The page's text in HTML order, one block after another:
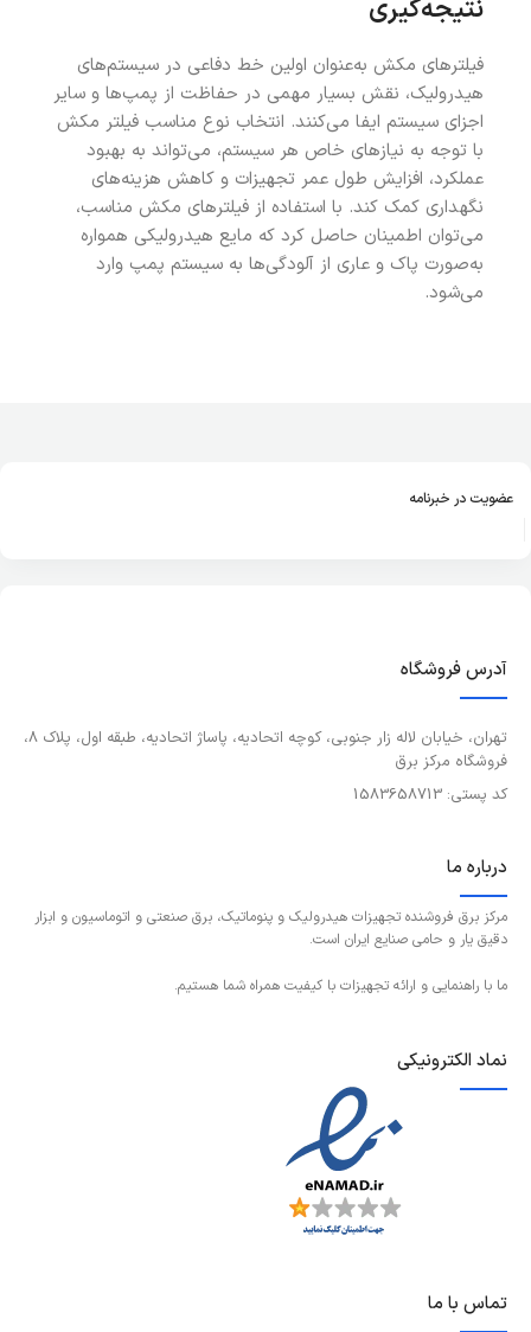
نتیجه‌گیری
فیلترهای مکش به‌عنوان اولین خط دفاعی در سیستم‌های
هیدرولیک، نقش بسیار مهمی در حفاظت از پمپ‌ها و سایر
اجزای سیستم ایفا می‌کنند. انتخاب نوع مناسب فیلتر مکش
با توجه به نیازهای خاص هر سیستم، می‌تواند به بهبود
عملکرد، افزایش طول عمر تجهیزات و کاهش هزینه‌های
نگهداری کمک کند. با استفاده از فیلترهای مکش مناسب،
می‌توان اطمینان حاصل کرد که مایع هیدرولیکی همواره
به‌صورت پاک و عاری از آلودگی‌ها به سیستم پمپ وارد
می‌شود.
عضویت در خبرنامه
آدرس فروشگاه
تهران، خیابان لاله زار جنوبی، کوچه اتحادیه، پاساژ اتحادیه، طبقه اول، پلاک 8،
فروشگاه مرکز برق
کد پستی: 1583658713
درباره ما
مرکز برق فروشنده تجهیزات هیدرولیک و پنوماتیک، برق صنعتی و اتوماسیون و ابزار
دقیق یار و حامی صنایع ایران است.
ما با راهنمایی و ارائه تجهیزات با کیفیت همراه شما هستیم.
نماد الکترونیکی
تماس با ما